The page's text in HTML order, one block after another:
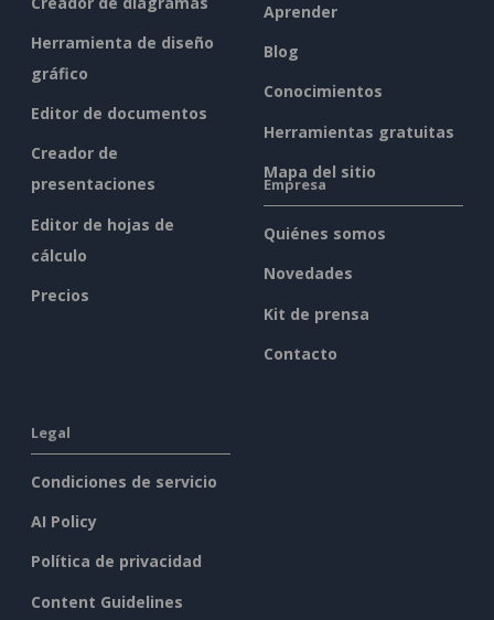
Herramienta de diseño
gráfico
Editor de documentos
Creador de
presentaciones
Editor de hojas de
cálculo
Precios
Aprender
Blog
Conocimientos
Herramientas gratuitas
Mapa del sitio
Empresa
Quiénes somos
Novedades
Kit de prensa
Contacto
Legal
Condiciones de servicio
AI Policy
Política de privacidad
Content Guidelines